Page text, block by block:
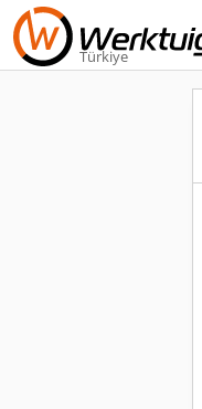
Türkiye